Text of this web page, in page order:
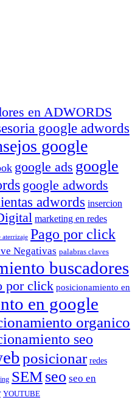
en ADWORDS
google adwords
google
google ads google
google adwords
adwords insercion
marketing en redes
aterrizaje Pago por click
Negativas palabras claves
buscadores
por click posicionamiento en
en google
organico
seo
posicionar redes
SEMseo seo en
YOUTUBE